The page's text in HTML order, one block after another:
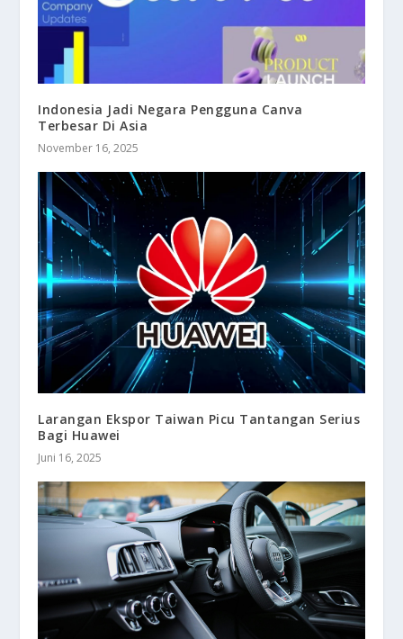
Indonesia Jadi Negara Pengguna Canva
Terbesar Di Asia
November 16, 2025
Larangan Ekspor Taiwan Picu Tantangan Serius
Bagi Huawei
Juni 16, 2025